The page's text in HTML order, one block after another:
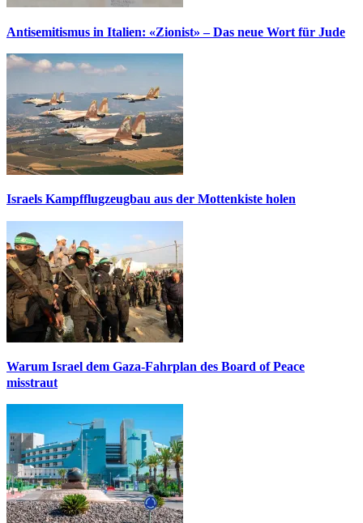
Antisemitismus in Italien: «Zionist» – Das neue Wort für Jude
Israels Kampfflugzeugbau aus der Mottenkiste holen
Warum Israel dem Gaza-Fahrplan des Board of Peace
misstraut